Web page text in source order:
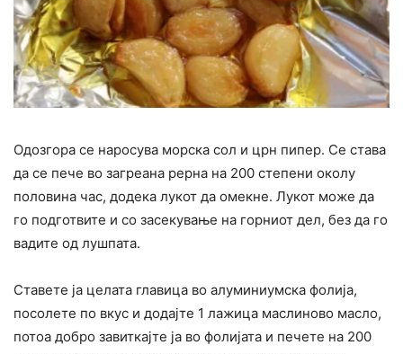
Одозгора се наросува морска сол и црн пипер. Се става
да се пече во загреана рерна на 200 степени околу
половина час, додека лукот да омекне. Лукот може да
го подготвите и со засекување на горниот дел, без да го
вадите од лушпата.
Ставете ја целата главица во алуминиумска фолија,
посолете по вкус и додајте 1 лажица маслиново масло,
потоа добро завиткајте ја во фолијата и печете на 200